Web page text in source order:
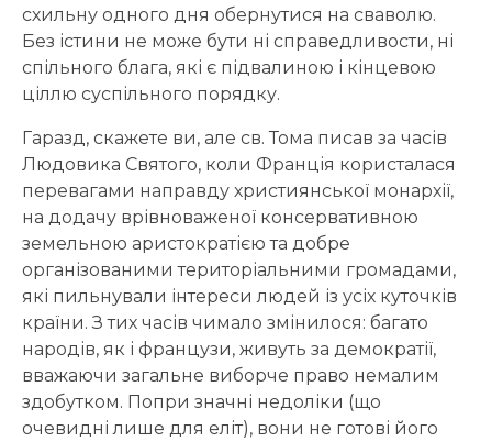
схильну одного дня обернутися на сваволю.
Без істини не може бути ні справедливости, ні
спільного блага, які є підвалиною і кінцевою
ціллю суспільного порядку.
Гаразд, скажете ви, але св. Тома писав за часів
Людовика Святого, коли Франція користалася
перевагами направду християнської монархії,
на додачу врівноваженої консервативною
земельною аристократією та добре
організованими територіальними громадами,
які пильнували інтереси людей із усіх куточків
країни. З тих часів чимало змінилося: багато
народів, як і французи, живуть за демократії,
вважаючи загальне виборче право немалим
здобутком. Попри значні недоліки (що
очевидні лише для еліт), вони не готові його